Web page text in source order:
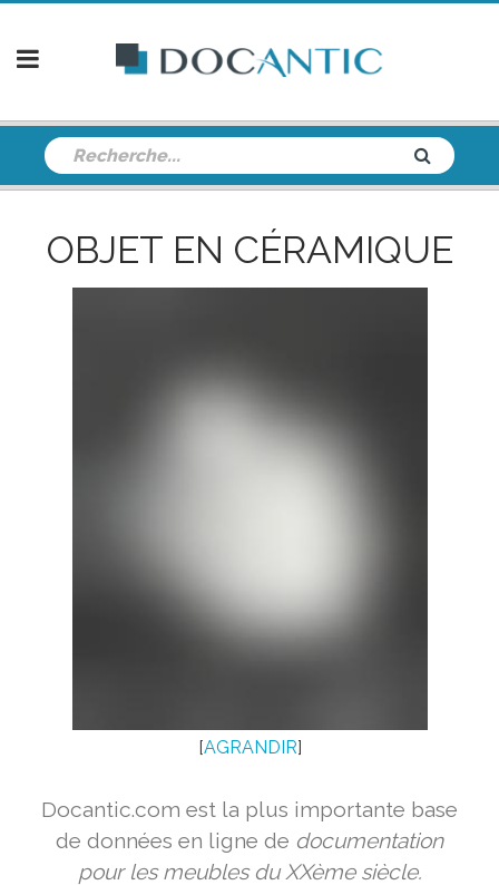
OBJET EN CÉRAMIQUE
[AGRANDIR]
Docantic.com est la plus importante base
de données en ligne de documentation
pour les meubles du XXème siècle.